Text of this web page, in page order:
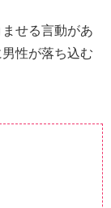
せる言動があ
性が落ち込む